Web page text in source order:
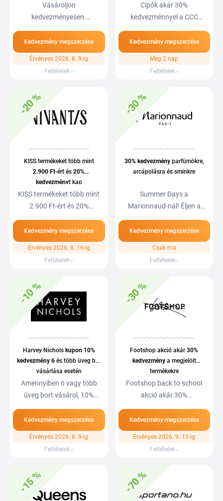
Vásároljon
kedvezményesen.
árakon még ma a…
Kedvezmény megszerzése
Érvényes 2026. 8. 9-ig
Feltételek
Cipők akár 30%
kedvezménnyel a CCC
leárazott…
Kedvezmény megszerzése
Még 2 nap
Feltételek
-20 %
KISS termékeket több mint
2.900 Ft-ért és20%
kedvezményt kap
KISS termékeket több mint
2.900 Ft-ért és 20%
Kedvezmény megszerzése
Érvényes 2026. 8. 16-ig
Feltételek
-30 %
30% kedvezményparfümökre,
arcápolásra és sminkre
Summer Days a
Marionnaud-nál! Éljen a
Kedvezmény megszerzése
Csak ma
Feltételek
-10 %
Harvey Nichols kupon 10%
kedvezmény 6 és több üveg bor
vásárlása esetén
Amennyiben 6 vagy több
üveg bort vásárol, 10%
Kedvezmény megszerzése
Érvényes 2026. 8. 9-ig
Feltételek
-30 %
Footshop akció akár30%
kedvezménya megjelölt
termékekre
Footshop back to school
akció akár 30%
megjelölt…
Kedvezmény megszerzése
Érvényes 2026. 9. 13-ig
Feltételek
-15 % -70 %